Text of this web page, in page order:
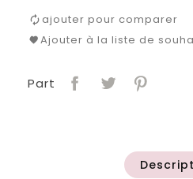
ajouter pour comparer
Ajouter à la liste de
Part